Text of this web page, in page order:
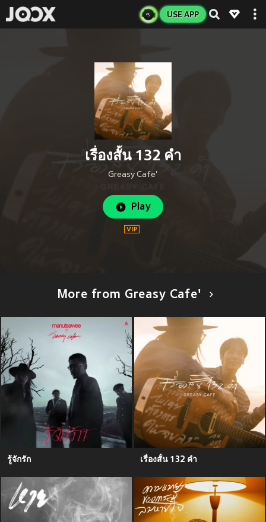
USE APP
เรื่องสั้น 132 คำ
Greasy Cafe'
Play
More from Greasy Cafe'
รู้จักรัก เรื่องสั้น 132 คำ